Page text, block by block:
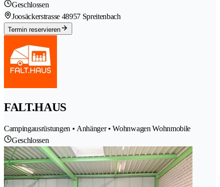
Geschlossen
Joosäckerstrasse 48957 Spreitenbach
Termin reservieren
FALT.HAUS
Campingausrüstungen • Anhänger • Wohnwagen Wohnmobile
Geschlossen